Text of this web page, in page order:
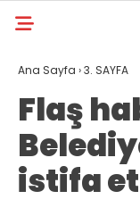
Ana Sayfa ›3. SAYFA
Flaş
istifa